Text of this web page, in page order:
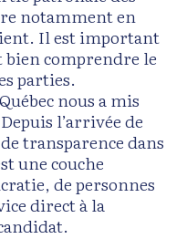
notamment en
Il est important
comprendre le
parties.
nous a mis
l’arrivée de
transparence dans
une couche
de personnes
direct à la